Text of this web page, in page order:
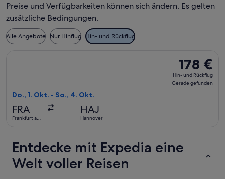
Preise und Verfügbarkeiten können sich ändern. Es gelten
zusätzliche Bedingungen.
Alle Angebote Nur Hinflug Hin- und Rückflug
178 €
Hin-
und
178 €
Hin- und Rückflug
Gerade gefunden
Do., 1. Okt. - So., 4. Okt.
FRA
Frankfurt am
HAJ
Hannover
Entdecke mit Expedia eine
Welt voller Reisen